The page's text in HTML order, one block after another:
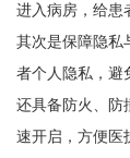
进入病房，给患
其次是保障隐私
者个人隐私，避
还具备防火、防
速开启，方便医